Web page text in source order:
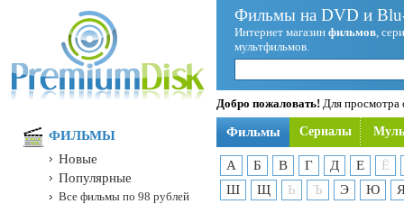
Фильмы на DVD и
Интернет магазин фильмов,
мультфильмов.
Добро пожаловать! Для просмотра
Фильмы Сериалы
А Б В Г Д Е
Ё
Ш
Щ Ь Ъ Э Ю
ФИЛЬМЫ
Новые
Популярные
Все фильмы по 98 рублей